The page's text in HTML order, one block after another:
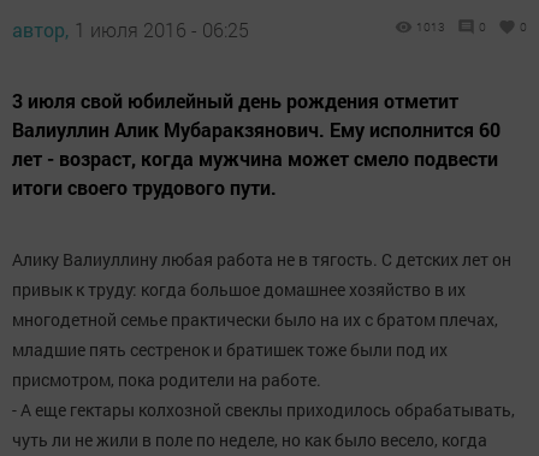
автор, 1 июля 2016 - 06:25 1013 0 0
3 июля свой юбилейный день рождения отметит
Валиуллин Алик Мубаракзянович. Ему исполнится 60
лет - возраст, когда мужчина может смело подвести
итоги своего трудового пути.
Алику Валиуллину любая работа не в тягость. С детских лет он
привык к труду: когда большое домашнее хозяйство в их
многодетной семье практически было на их с братом плечах,
младшие пять сестренок и братишек тоже были под их
присмотром, пока родители на работе.
- А еще гектары колхозной свеклы приходилось обрабатывать,
чуть ли не жили в поле по неделе, но как было весело, когда